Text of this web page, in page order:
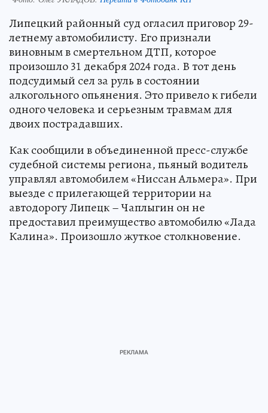
Липецкий районный суд огласил приговор 29-
летнему автомобилисту. Его признали
виновным в смертельном ДТП, которое
произошло 31 декабря 2024 года. В тот день
подсудимый сел за руль в состоянии
алкогольного опьянения. Это привело к гибели
одного человека и серьезным травмам для
двоих пострадавших.
Как сообщили в объединенной пресс-службе
судебной системы региона, пьяный водитель
управлял автомобилем «Ниссан Альмера». При
выезде с прилегающей территории на
автодорогу Липецк – Чаплыгин он не
предоставил преимущество автомобилю «Лада
Калина». Произошло жуткое столкновение.